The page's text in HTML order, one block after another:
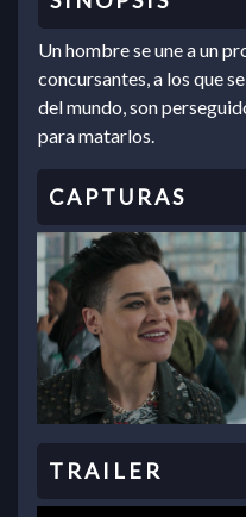
Un hombre se une a un
concursantes, a los que
del mundo, son
para matarlos.